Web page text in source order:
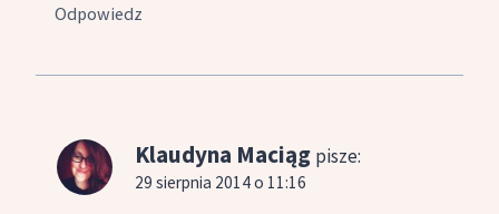
Odpowiedz
Klaudyna Maciąg pisze:
29 sierpnia 2014 o 11:16